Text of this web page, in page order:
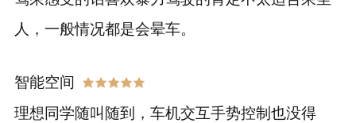
人，一般情况都是会晕车。
智能空间
理想同学随叫随到，车机交互手势控制也没得